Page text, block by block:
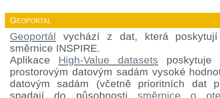
Geoportal
Geoportál vychází z dat, která
směrnice INSPIRE.
Aplikace High-Value datasets
prostorovým datovým sadám vysoké
datovým sadám (včetně prioritních dat
spadají do působnosti směrnice o